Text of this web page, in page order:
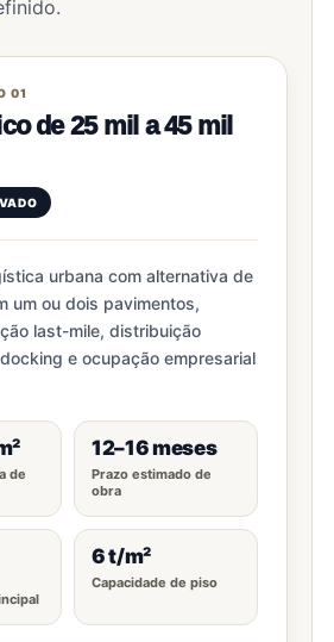
01
de 25 mil a 45 mil
urbana com alternativa de
um ou dois pavimentos,
last-mile, distribuição
e ocupação empresarial
de
12–16 meses
Prazo estimado de
obra
6 t/m²
Capacidade de piso